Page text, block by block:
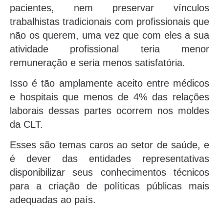
pacientes, nem preservar vínculos
trabalhistas tradicionais com profissionais que
não os querem, uma vez que com eles a sua
atividade profissional teria menor
remuneração e seria menos satisfatória.
Isso é tão amplamente aceito entre médicos
e hospitais que menos de 4% das relações
laborais dessas partes ocorrem nos moldes
da CLT.
Esses são temas caros ao setor de saúde, e
é dever das entidades representativas
disponibilizar seus conhecimentos técnicos
para a criação de políticas públicas mais
adequadas ao país.